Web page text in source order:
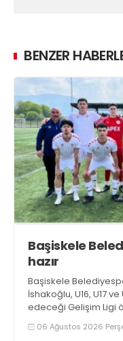
BENZER
Başiskele
hazır
Başiskele
İshakoğlu, U16, U17
edeceği Gelişim Ligi
Genç oyuncuların
hedeflerinin sadece
06 Ağustos 2026